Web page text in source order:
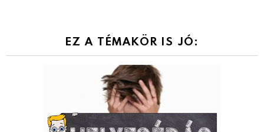
EZ A TÉMAKÖR IS JÓ: